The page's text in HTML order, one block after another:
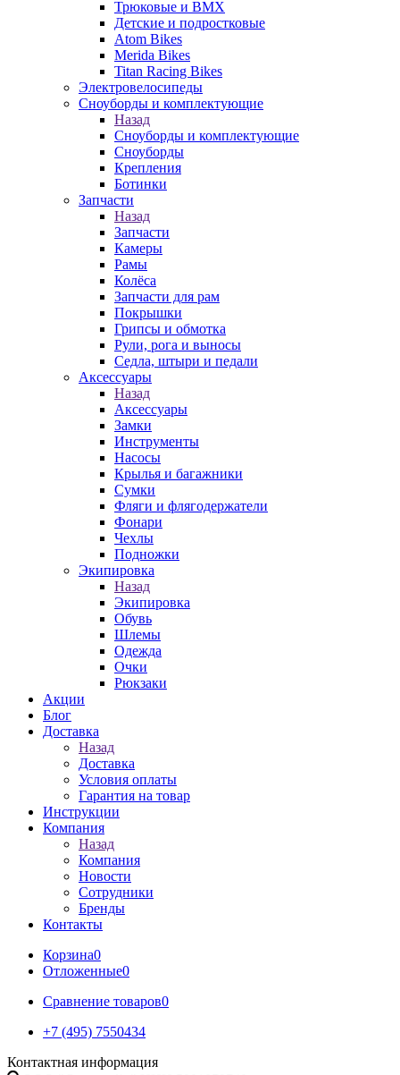
Трюковые и BMX
Детские и подростковые
Atom Bikes
Merida Bikes
Titan Racing Bikes
Электровелосипеды
Cноуборды и комплектующие
Назад
Cноуборды и комплектующие
Сноуборды
Крепления
Ботинки
Запчасти
Назад
Запчасти
Камеры
Рамы
Колёса
Запчасти для рам
Покрышки
Грипсы и обмотка
Рули, рога и выносы
Седла, штыри и педали
Аксессуары
Назад
Аксессуары
Замки
Инструменты
Насосы
Крылья и багажники
Сумки
Фляги и флягодержатели
Фонари
Чехлы
Подножки
Экипировка
Назад
Экипировка
Обувь
Шлемы
Одежда
Очки
Рюкзаки
Акции
Блог
Доставка
Назад
Доставка
Условия оплаты
Гарантия на товар
Инструкции
Компания
Назад
Компания
Новости
Сотрудники
Бренды
Контакты
Корзина0
Отложенные0
Сравнение товаров0
+7 (495) 7550434
Контактная информация